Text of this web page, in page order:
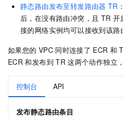
静态路由发布至转发路由器 TR
后，在没有路由冲突，且 TR 开
接的网络实例均可以接收到该路
如果您的 VPC 同时连接了 ECR 和
ECR 和发布到 TR 这两个动作独立
控制台 API
发布静态路由条目